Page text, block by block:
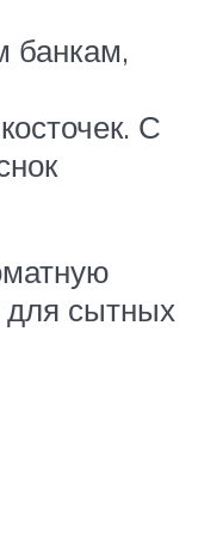
банкам,
С
для сытных